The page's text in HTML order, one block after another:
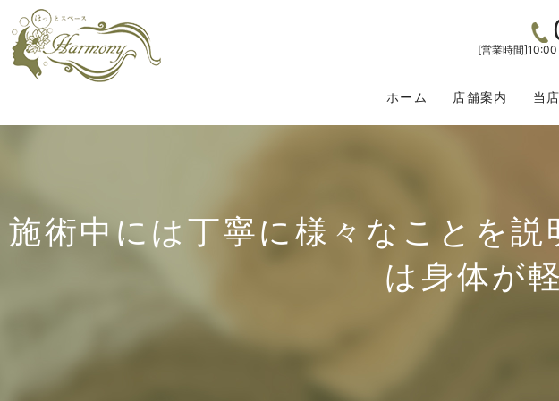
[営業時間
ホーム 店舗案内 当
施術中には丁寧に様々なことを
は身体が